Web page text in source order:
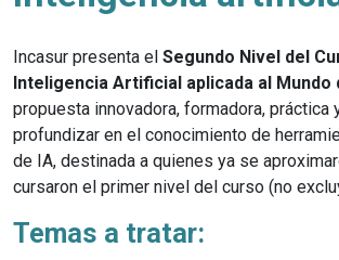
Incasur presenta el Segundo Nivel del
Inteligencia Artificial aplicada al Mundo
propuesta innovadora, formadora, práctica
profundizar en el conocimiento de
de IA, destinada a quienes ya se
cursaron el primer nivel del curso (no
Temas a tratar: